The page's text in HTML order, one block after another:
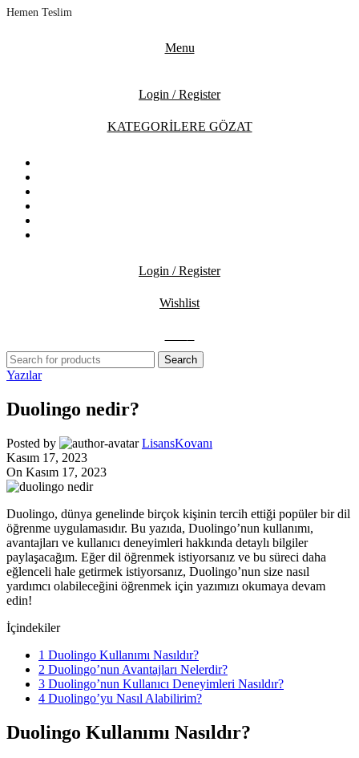
Hemen Teslim
Menu
Login / Register
KATEGORİLERE GÖZAT
Login / Register
Wishlist
Search
Yazılar
Duolingo nedir?
Posted by
LisansKovanı
Kasım 17, 2023
On Kasım 17, 2023
Duolingo, dünya genelinde birçok kişinin tercih ettiği popüler bir dil
öğrenme uygulamasıdır. Bu yazıda, Duolingo’nun kullanımı,
avantajları ve kullanıcı deneyimleri hakkında detaylı bilgiler
paylaşacağım. Eğer dil öğrenmek istiyorsanız ve bu süreci daha
eğlenceli hale getirmek istiyorsanız, Duolingo’nun size nasıl
yardımcı olabileceğini öğrenmek için yazımızı okumaya devam
edin!
İçindekiler
1 Duolingo Kullanımı Nasıldır?
2 Duolingo’nun Avantajları Nelerdir?
3 Duolingo’nun Kullanıcı Deneyimleri Nasıldır?
4 Duolingo’yu Nasıl Alabilirim?
Duolingo Kullanımı Nasıldır?